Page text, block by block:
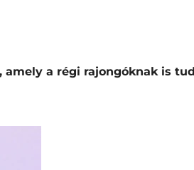
a régi rajongóknak is tud